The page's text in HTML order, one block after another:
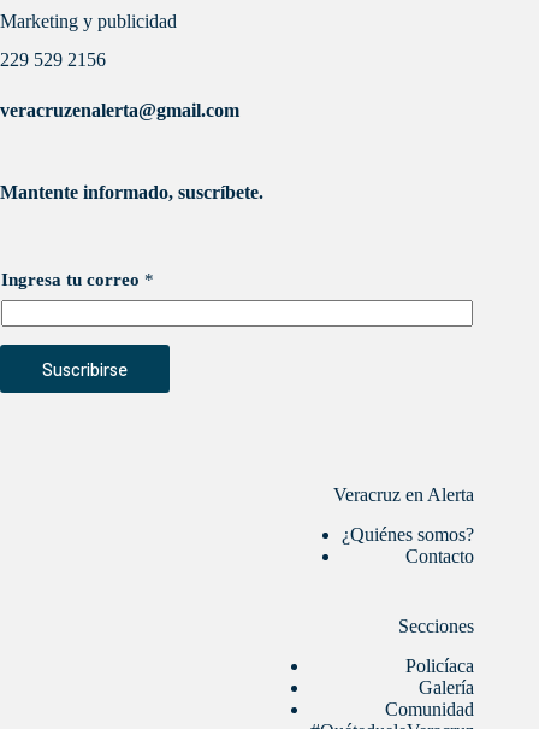
Marketing y publicidad
229 529 2156
veracruzenalerta@gmail.com
Mantente informado, suscríbete.
Ingresa tu correo *
Suscribirse
Veracruz en Alerta
¿Quiénes somos?
Contacto
Secciones
Policíaca
Galería
Comunidad